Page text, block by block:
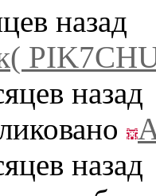
назад
назад
назад